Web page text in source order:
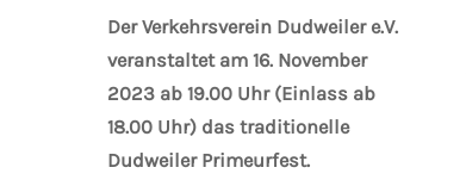
Der Verkehrsverein Dudweiler e.V.
veranstaltet am 16. November
2023 ab 19.00 Uhr (Einlass ab
18.00 Uhr) das traditionelle
Dudweiler Primeurfest.